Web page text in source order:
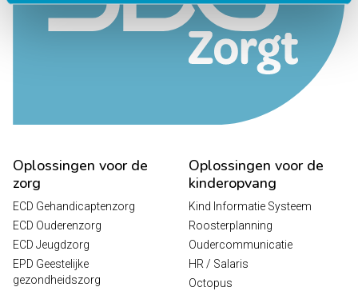
Oplossingen voor de
zorg
ECD Gehandicaptenzorg
ECD Ouderenzorg
ECD Jeugdzorg
EPD Geestelijke
gezondheidszorg
Oplossingen voor de
kinderopvang
Kind Informatie Systeem
Roosterplanning
Oudercommunicatie
HR / Salaris
Octopus